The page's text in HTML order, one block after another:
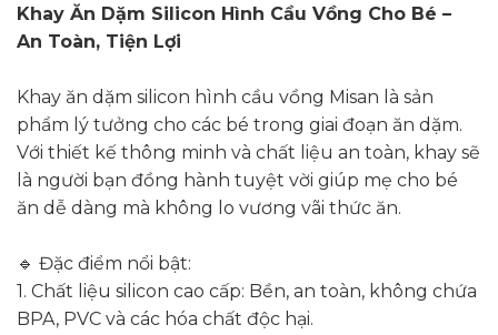
Khay Ăn Dặm Silicon Hình Cầu Vồng Cho Bé –
An Toàn, Tiện Lợi
Khay ăn dặm silicon hình cầu vồng Misan là sản
phẩm lý tưởng cho các bé trong giai đoạn ăn dặm.
Với thiết kế thông minh và chất liệu an toàn, khay sẽ
là người bạn đồng hành tuyệt vời giúp mẹ cho bé
ăn dễ dàng mà không lo vương vãi thức ăn.
🔹 Đặc điểm nổi bật:
1. Chất liệu silicon cao cấp: Bền, an toàn, không chứa
BPA, PVC và các hóa chất độc hại.